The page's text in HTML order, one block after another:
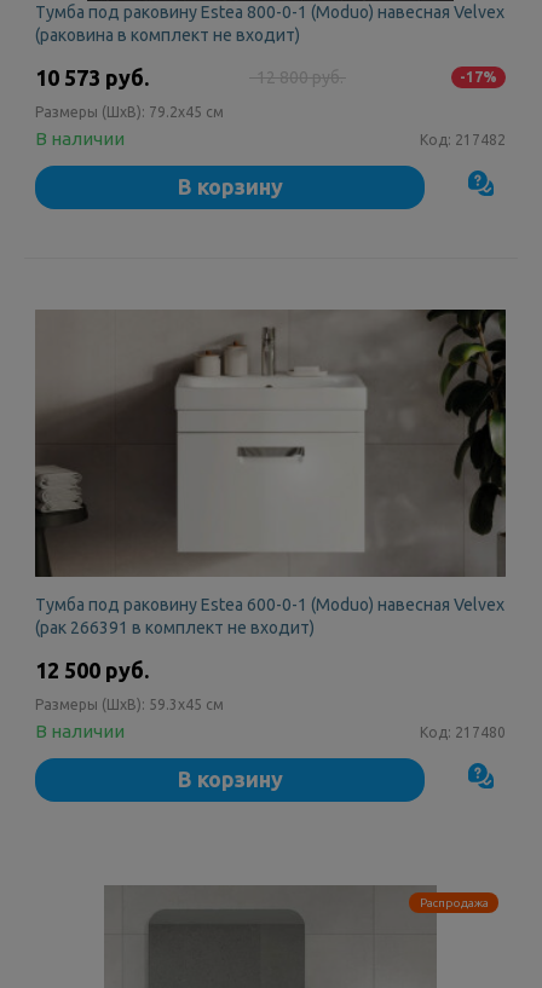
Тумба под раковину Estea 800-0-1 (Moduo) навесная Velvex
(раковина в комплект не входит)
10 573 руб. 12 800 руб. -17%
Размеры (ШxВ): 79.2x45 см
В наличии Код: 217482
В корзину
Тумба под раковину Estea 600-0-1 (Moduo) навесная Velvex
(рак 266391 в комплект не входит)
12 500 руб.
Размеры (ШxВ): 59.3x45 см
В наличии Код: 217480
В корзину
Распродажа